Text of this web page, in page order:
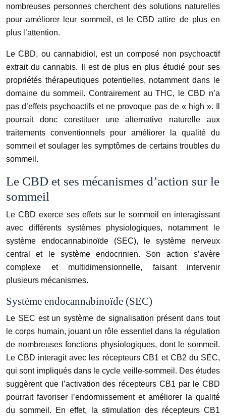
nombreuses personnes cherchent des solutions naturelles
pour améliorer leur sommeil, et le CBD attire de plus en
plus l’attention.
Le CBD, ou cannabidiol, est un composé non psychoactif
extrait du cannabis. Il est de plus en plus étudié pour ses
propriétés thérapeutiques potentielles, notamment dans le
domaine du sommeil. Contrairement au THC, le CBD n’a
pas d’effets psychoactifs et ne provoque pas de « high ». Il
pourrait donc constituer une alternative naturelle aux
traitements conventionnels pour améliorer la qualité du
sommeil et soulager les symptômes de certains troubles du
sommeil.
Le CBD et ses mécanismes d’action sur le
sommeil
Le CBD exerce ses effets sur le sommeil en interagissant
avec différents systèmes physiologiques, notamment le
système endocannabinoïde (SEC), le système nerveux
central et le système endocrinien. Son action s’avère
complexe et multidimensionnelle, faisant intervenir
plusieurs mécanismes.
Système endocannabinoïde (SEC)
Le SEC est un système de signalisation présent dans tout
le corps humain, jouant un rôle essentiel dans la régulation
de nombreuses fonctions physiologiques, dont le sommeil.
Le CBD interagit avec les récepteurs CB1 et CB2 du SEC,
qui sont impliqués dans le cycle veille-sommeil. Des études
suggèrent que l’activation des récepteurs CB1 par le CBD
pourrait favoriser l’endormissement et améliorer la qualité
du sommeil. En effet, la stimulation des récepteurs CB1